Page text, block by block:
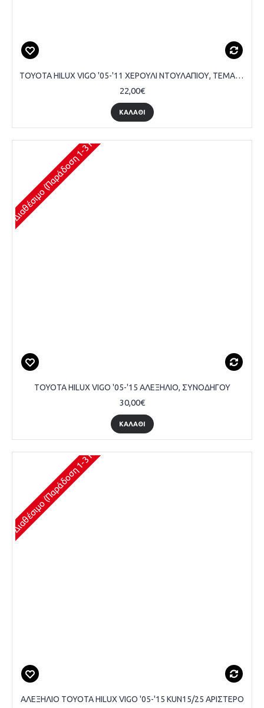
TOYOTA HILUX VIGO '05-'11 ΧΕΡΟΥΛΙ ΝΤΟΥΛΑΠΙΟΥ, TEMAXIO
22,00€
ΚΑΛΆΘΙ
Διαθέσιμο (Παράδοση 1-3 Ημέρες)
TOYOTA HILUX VIGO '05-'15 ΑΛΕΞΗΛΙΟ, ΣΥΝΟΔΗΓΟΥ
30,00€
ΚΑΛΆΘΙ
Διαθέσιμο (Παράδοση 1-3 Ημέρες)
ΑΛΕΞΗΛΙΟ TOYOTA HILUX VIGO '05-'15 KUN15/25 ΑΡΙΣΤΕΡΟ